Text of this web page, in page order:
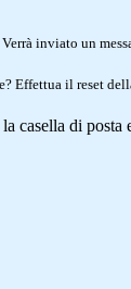
Verrà inviato un
Effettua il reset
casella di posta